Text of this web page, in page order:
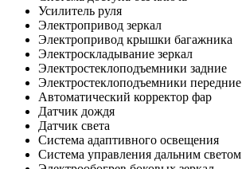
Усилитель руля
Электропривод зеркал
Электропривод крышки багажника
Электроскладывание зеркал
Электростеклоподъемники задние
Электростеклоподъемники передние
Автоматический корректор фар
Датчик дождя
Датчик света
Система адаптивного освещения
Система управления дальним светом